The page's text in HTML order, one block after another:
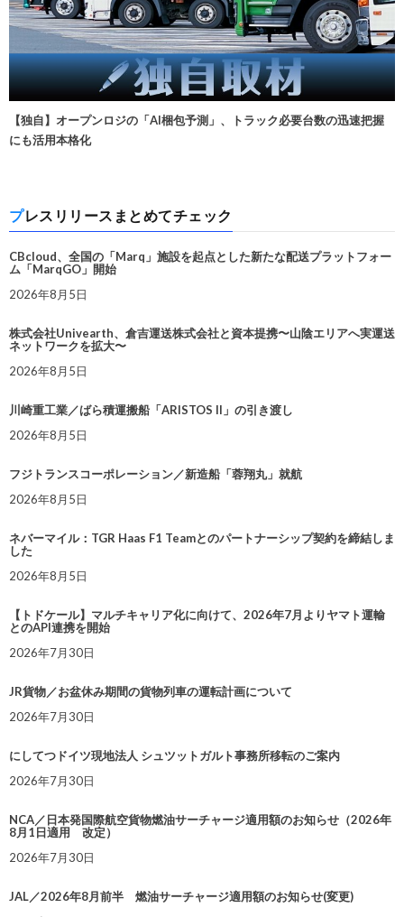
【独自】オープンロジの「AI梱包予測」、トラック必要台数の迅速把握
にも活用本格化
プレスリリースまとめてチェック
CBcloud、全国の「Marq」施設を起点とした新たな配送プラットフォー
ム「MarqGO」開始
2026年8月5日
株式会社Univearth、倉吉運送株式会社と資本提携〜山陰エリアへ実運送
ネットワークを拡大〜
2026年8月5日
川崎重工業／ばら積運搬船「ARISTOS II」の引き渡し
2026年8月5日
フジトランスコーポレーション／新造船「蓉翔丸」就航
2026年8月5日
ネバーマイル：TGR Haas F1 Teamとのパートナーシップ契約を締結しま
した
2026年8月5日
【トドケール】マルチキャリア化に向けて、2026年7月よりヤマト運輸
とのAPI連携を開始
2026年7月30日
JR貨物／お盆休み期間の貨物列車の運転計画について
2026年7月30日
にしてつドイツ現地法人 シュツットガルト事務所移転のご案内
2026年7月30日
NCA／日本発国際航空貨物燃油サーチャージ適用額のお知らせ（2026年
8月1日適用 改定）
2026年7月30日
JAL／2026年8月前半 燃油サーチャージ適用額のお知らせ(変更)